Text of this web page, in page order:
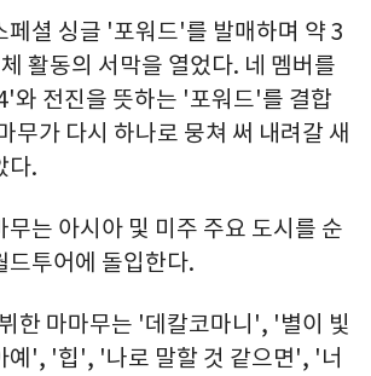
페셜 싱글 '포워드'를 발매하며 약 3
활동의 서막을 열었다. 네 멤버를
와 전진을 뜻하는 '포워드'를 결합
무가 다시 하나로 뭉쳐 써 내려갈 새
다.
무는 아시아 및 미주 주요 도시를 순
드투어에 돌입한다.
한 마마무는 '데칼코마니', '별이 빛
예', '힙', '나로 말할 것 같으면', '너